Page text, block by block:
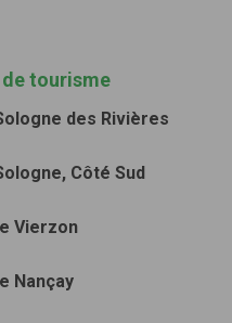
tourisme
des Rivières
Côté Sud
Vierzon
Nançay